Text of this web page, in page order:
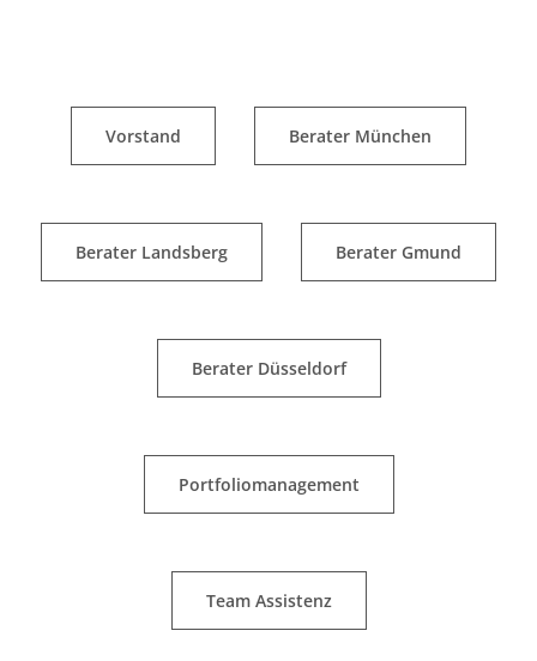
Vorstand Berater München
Berater Landsberg Berater Gmund
Berater Düsseldorf
Portfoliomanagement
Team Assistenz